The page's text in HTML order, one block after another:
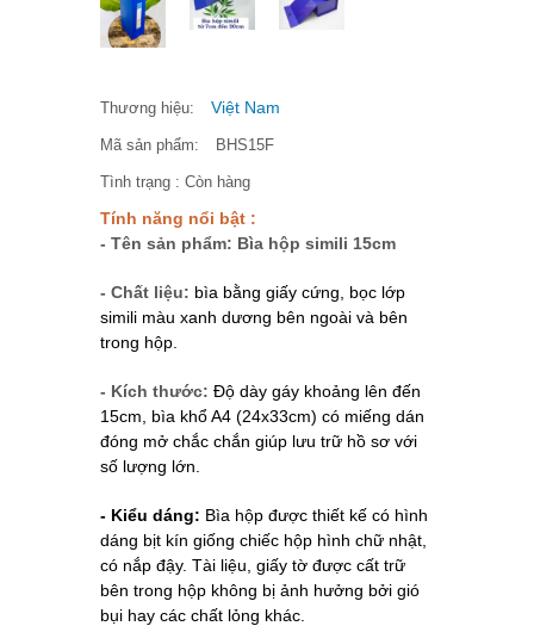
Thương hiệu: Việt Nam
Mã sản phẩm: BHS15F
Tình trạng : Còn hàng
Tính năng nổi bật :
- Tên sản phẩm: Bìa hộp simili 15cm
- Chất liệu: bìa bằng giấy cứng, bọc lớp
simili màu xanh dương bên ngoài và bên
trong hộp.
- Kích thước: Độ dày gáy khoảng lên đến
15cm, bìa khổ A4 (24x33cm) có miếng dán
đóng mở chắc chắn giúp lưu trữ hồ sơ với
số lượng lớn.
- Kiểu dáng: Bìa hộp được thiết kế có hình
dáng bịt kín giống chiếc hộp hình chữ nhật,
có nắp đậy. Tài liệu, giấy tờ được cất trữ
bên trong hộp không bị ảnh hưởng bởi gió
bụi hay các chất lỏng khác.